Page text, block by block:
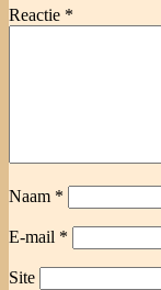
Reactie *
Naam *
E-mail *
Site